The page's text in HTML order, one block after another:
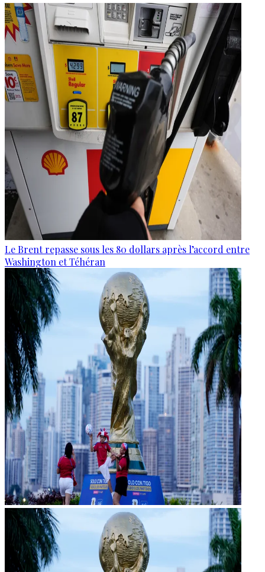
Le Brent repasse sous les 80 dollars après l’accord entre
Washington et Téhéran